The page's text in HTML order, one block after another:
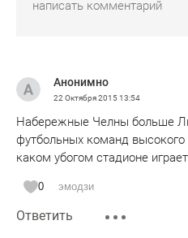
Анонимно
22 Октября 201513:54
Набережные Челны больше
футбольных команд высокого
каком убогом стадионе
0 эмодзи
Ответить